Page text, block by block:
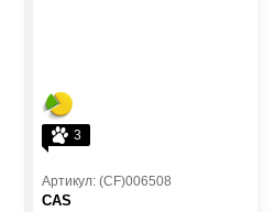
3
Артикул: (CF)006508
CAS